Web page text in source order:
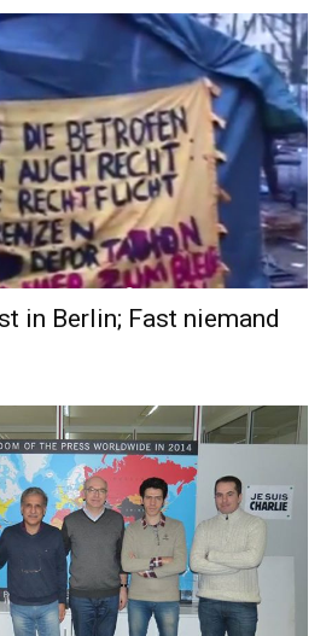
in Berlin; Fast niemand